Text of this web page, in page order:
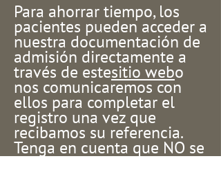
Para ahorrar tiempo, los
pacientes pueden acceder a
nuestra documentación de
admisión directamente a
través de estesitio webo
nos comunicaremos con
ellos para completar el
registro una vez que
recibamos su referencia.
Tenga en cuenta que NO se
necesitan referencias para